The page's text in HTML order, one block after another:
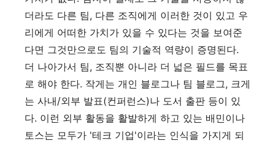
더라도 다른 팀, 다른 조직에게 이러한 것이 있고 우
리에게 어떠한 가치가 있을 수 있다는 것을 보여준
다면 그것만으로도 팀의 기술적 역량이 증명된다.
더 나아가서 팀, 조직뿐 아니라 더 넓은 필드를 목표
로 해야 한다. 작게는 개인 블로그나 팀 블로그, 크게
는 사내/외부 발표(컨퍼런스)나 도서 출판 등이 있
다. 이런 외부 활동을 활발하게 하고 있는 배민이나
토스는 모두가 '테크 기업'이라는 인식을 가지게 되